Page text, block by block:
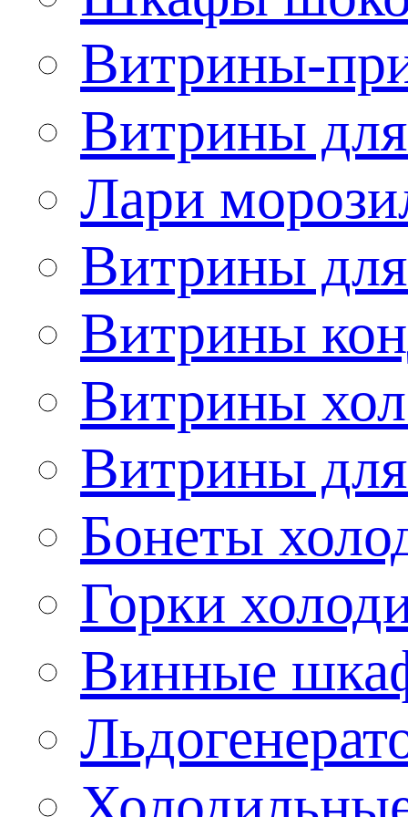
Витрины-
Витрины
Лари
Витрины
Витрины
Витрины
Витрины
Бонеты
Горки
Винные